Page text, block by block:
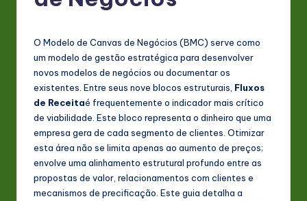
rt
O Modelo de Canvas de Negócios (BMC) serve como
um modelo de gestão estratégica para desenvolver
novos modelos de negócios ou documentar os
existentes. Entre seus nove blocos estruturais, Fluxos
de Receitaé frequentemente o indicador mais crítico
de viabilidade. Este bloco representa o dinheiro que uma
empresa gera de cada segmento de clientes. Otimizar
esta área não se limita apenas ao aumento de preços;
envolve uma alinhamento estrutural profundo entre as
propostas de valor, relacionamentos com clientes e
mecanismos de precificação. Este guia detalha a